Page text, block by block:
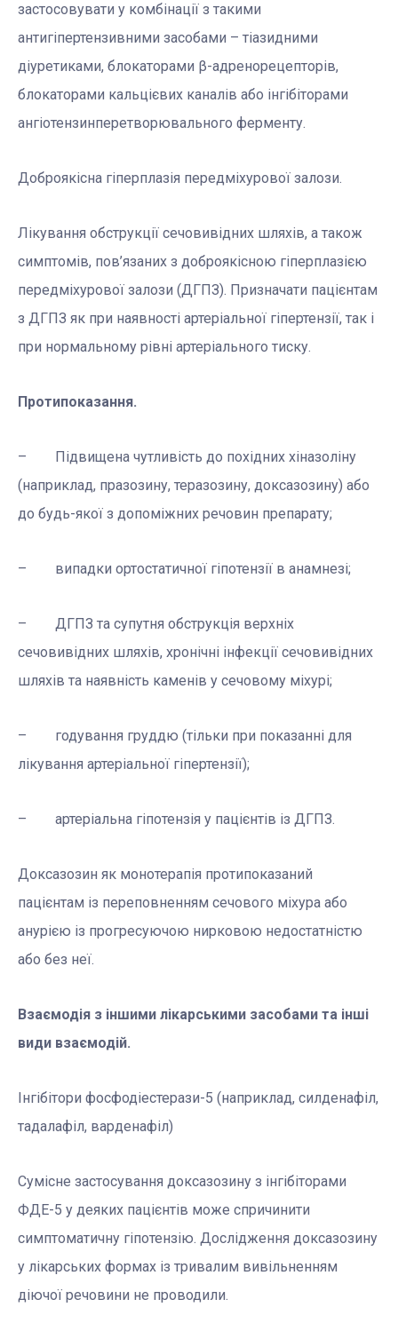
застосовувати у комбінації з такими
антигіпертензивними засобами – тіазидними
діуретиками, блокаторами β-адренорецепторів,
блокаторами кальцієвих каналів або інгібіторами
ангіотензинперетворювального ферменту.
Доброякісна гіперплазія передміхурової залози.
Лікування обструкції сечовивідних шляхів, а також
симптомів, пов’язаних з доброякісною гіперплазією
передміхурової залози (ДГПЗ). Призначати пацієнтам
з ДГПЗ як при наявності артеріальної гіпертензії, так і
при нормальному рівні артеріального тиску.
Протипоказання.
– Підвищена чутливість до похідних хіназоліну
(наприклад, празозину, теразозину, доксазозину) або
до будь-якої з допоміжних речовин препарату;
– випадки ортостатичної гіпотензії в анамнезі;
– ДГПЗ та супутня обструкція верхніх
сечовивідних шляхів, хронічні інфекції сечовивідних
шляхів та наявність каменів у сечовому міхурі;
– годування груддю (тільки при показанні для
лікування артеріальної гіпертензії);
– артеріальна гіпотензія у пацієнтів із ДГПЗ.
Доксазозин як монотерапія протипоказаний
пацієнтам із переповненням сечового міхура або
анурією із прогресуючою нирковою недостатністю
або без неї.
Взаємодія з іншими лікарськими засобами та інші
види взаємодій.
Інгібітори фосфодіестерази-5 (наприклад, силденафіл,
тадалафіл, варденафіл)
Сумісне застосування доксазозину з інгібіторами
ФДЕ-5 у деяких пацієнтів може спричинити
симптоматичну гіпотензію. Дослідження доксазозину
у лікарських формах із тривалим вивільненням
діючої речовини не проводили.